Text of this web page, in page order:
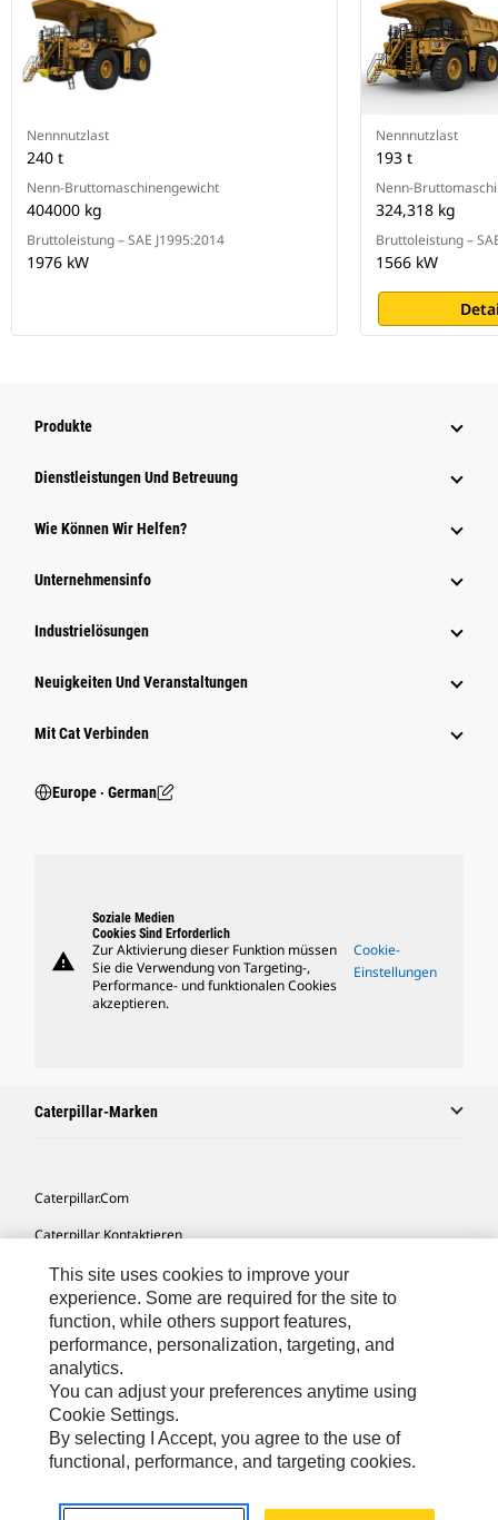
Nennnutzlast
240 t
Nenn-Bruttomaschinengewicht
404000 kg
Bruttoleistung – SAE J1995:2014
1976 kW
Nennnutzlast
193 t
Nenn-
324,318 kg
Bruttoleistung –
1566 kW
Produkte
Dienstleistungen Und Betreuung
Wie Können Wir Helfen?
Unternehmensinfo
Industrielösungen
Neuigkeiten Und Veranstaltungen
Mit Cat Verbinden
Europe ‧ German
warning
Soziale Medien
Cookies Sind Erforderlich
Zur Aktivierung dieser Funktion müssen
Sie die Verwendung von Targeting-,
Performance- und funktionalen Cookies
akzeptieren.
Cookie-
Einstellungen
Caterpillar-Marken
Caterpillar.com
Caterpillar Kontaktieren
Meine Marketing-Präferenzen
Seitenübersicht
Cookie Settings
Rechtliche Hinweise
Datenschutz
Europe-German© 2026 Caterpillar. Alle Rechte vorbehalten.
This site uses cookies to improve your
experience. Some are required for the site to
function, while others support features,
performance, personalization, targeting, and
analytics.
You can adjust your preferences anytime using
Cookie Settings.
By selecting I Accept, you agree to the use of
functional, performance, and targeting cookies.